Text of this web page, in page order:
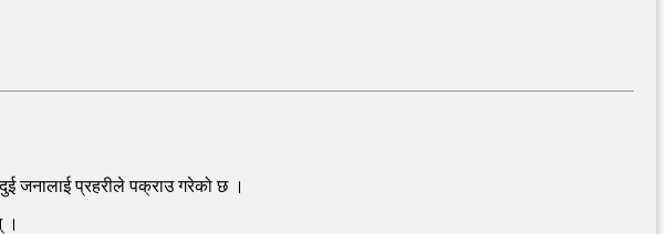
जनालाई प्रहरीले पक्राउ गरेको छ ।
।